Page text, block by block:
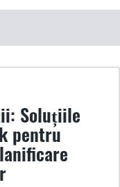
Soluțiile
pentru